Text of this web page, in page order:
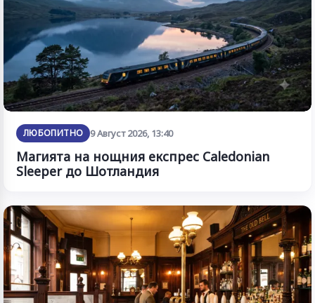
ЛЮБОПИТНО 9 Август 2026, 13:40
Магията на нощния експрес Caledonian
Sleeper до Шотландия